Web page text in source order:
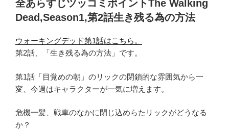
イ
ン
ト!
き
る
味
と
シ
ー
ン
1
5
話
い
を
o
o
k
全あらすじツッコミポイントThe Walking
Dead,Season1,第2話生き残る為の方法
ウォーキングデッド第1話はこちら。
第2話、「生き残る為の方法」です。
第1話「目覚めの朝」のリックの閉鎖的な雰囲気から一
変、今週はキャラクターが一気に増えます。
危機一髪、戦車のなかに閉じ込めらたリックがどうなる
か？